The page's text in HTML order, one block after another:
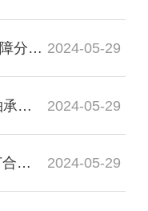
进口带座外球面轴承优势及故障分析检测 2024-05-29
铁姆肯开创新转动产品 超越轴承谈轴承效率 2024-05-29
JTEKT与美Plug and Play签订合作协议 2024-05-29